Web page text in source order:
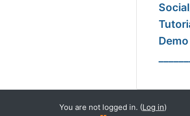
You are not logged in. (Log in)